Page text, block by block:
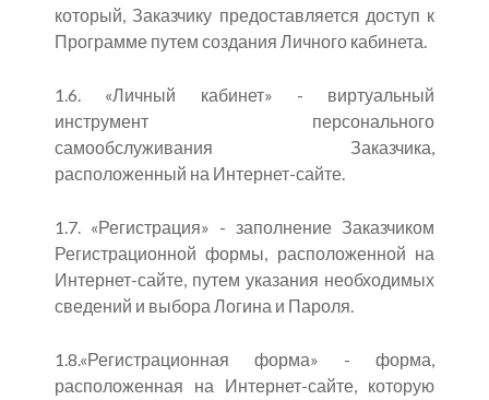
который, Заказчику предоставляется доступ к
Программе путем создания Личного кабинета.
1.6. «Личный кабинет» - виртуальный
инструмент персонального
самообслуживания Заказчика,
расположенный на Интернет-сайте.
1.7. «Регистрация» - заполнение Заказчиком
Регистрационной формы, расположенной на
Интернет-сайте, путем указания необходимых
сведений и выбора Логина и Пароля.
1.8.«Регистрационная форма» - форма,
расположенная на Интернет-сайте, которую